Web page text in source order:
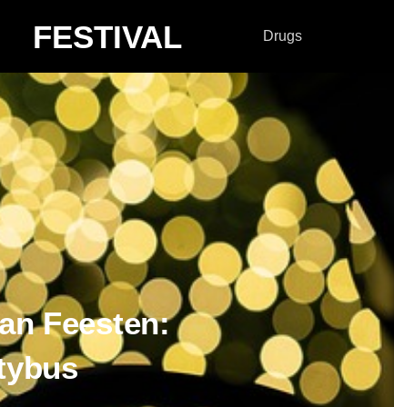
FESTIVAL Drugs
Feesten: